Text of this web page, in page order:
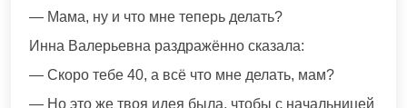
— Мама, ну и что мне теперь делать?
Инна Валерьевна раздражённо сказала:
— Скоро тебе 40, а всё что мне делать, мам?
— Но это же твоя идея была, чтобы с начальницей